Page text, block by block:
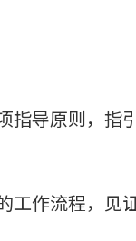
指导原则，指
工作流程，见